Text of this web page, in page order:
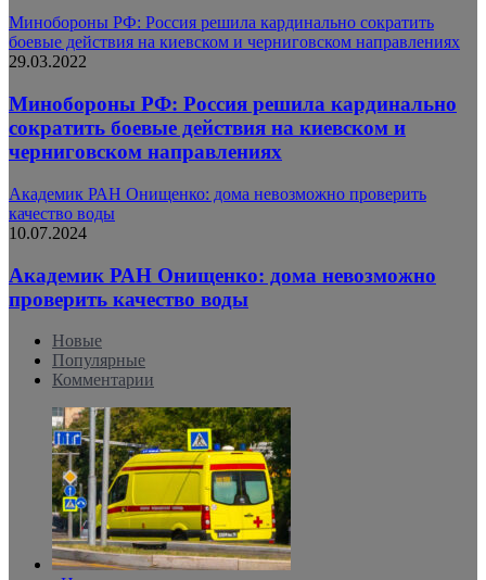
Минобороны РФ: Россия решила кардинально сократить
боевые действия на киевском и черниговском направлениях
29.03.2022
Минобороны РФ: Россия решила кардинально
сократить боевые действия на киевском и
черниговском направлениях
Академик РАН Онищенко: дома невозможно проверить
качество воды
10.07.2024
Академик РАН Онищенко: дома невозможно
проверить качество воды
Новые
Популярные
Комментарии